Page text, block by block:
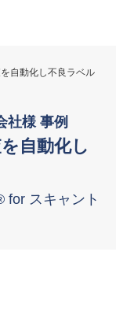
自動化し不良ラベル
社様 事例
自動化し
for スキャント